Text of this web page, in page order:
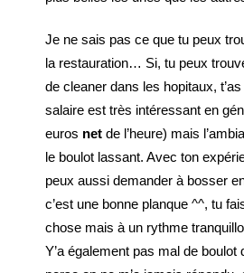
Je ne sais pas ce que tu peux
la restauration… Si, tu peux
de cleaner dans les hopitaux,
salaire est très intéressant en
euros net de l’heure) mais
le boulot lassant. Avec ton
peux aussi demander à bosser
c’est une bonne planque ^^, tu
chose mais à un rythme
Y’a également pas mal de